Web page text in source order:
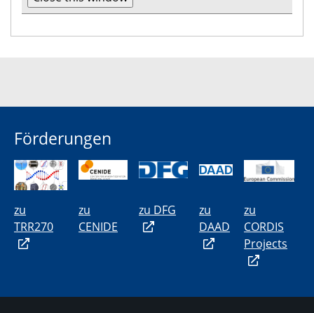
Förderungen
zu
TRR270
zu
CENIDE
zu DFG
zu
DAAD
zu
CORDIS
Projects